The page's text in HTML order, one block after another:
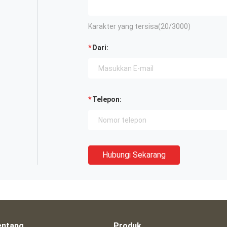
Karakter yang tersisa(20/3000)
Dari:
Telepon:
Hubungi Sekarang